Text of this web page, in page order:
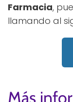
Farmacia,
llamando al
Más